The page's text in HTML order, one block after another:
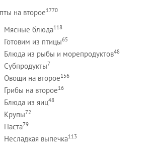
на второе1770
Мясные блюда118
Готовим из птицы65
Блюда из рыбы и морепродуктов48
Субпродукты7
Овощи на второе156
Грибы на второе16
Блюда из яиц48
Крупы72
Паста79
Несладкая выпечка113